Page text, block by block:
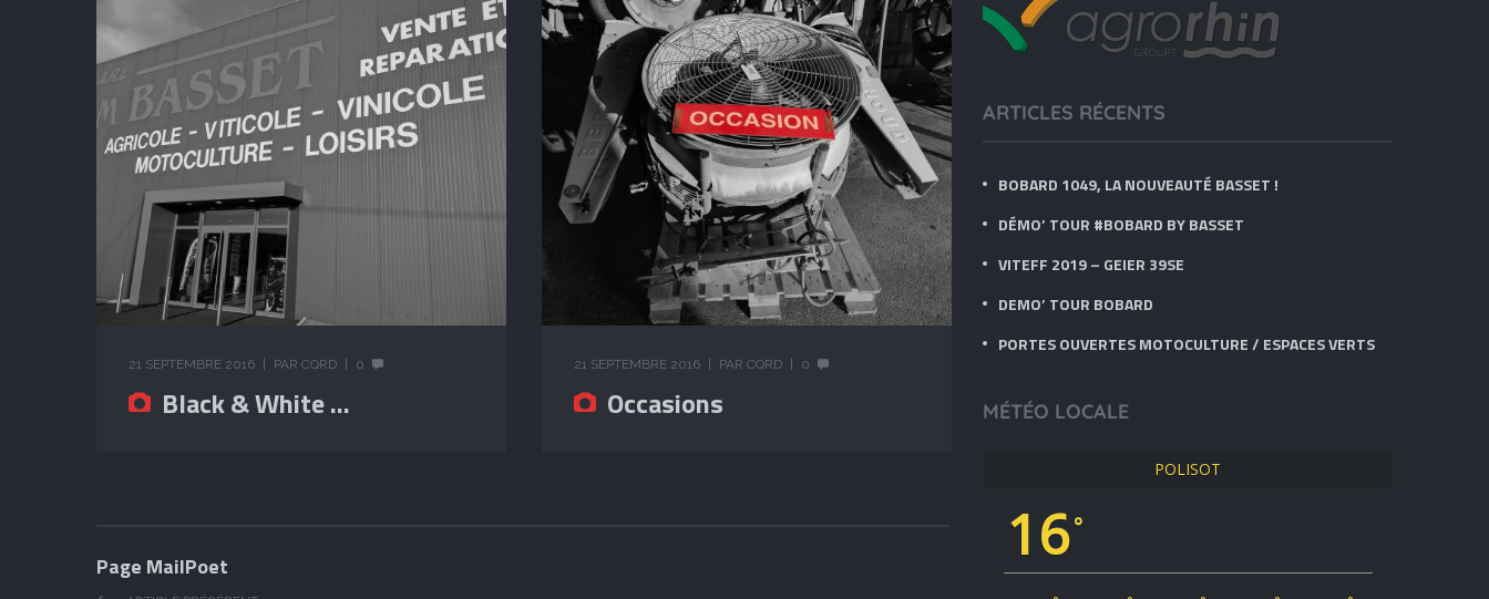
21 SEPTEMBRE 2016 PAR CQRD 0
Black & White …
21 SEPTEMBRE 2016 PARCQRD 0
Occasions
Page MailPoet
ARTICLES RÉCENTS
BOBARD 1049, LA NOUVEAUTÉ BASSET !
DÉMO’ TOUR #BOBARD BY BASSET
VITEFF 2019 – GEIER 39SE
DEMO’ TOUR BOBARD
PORTES OUVERTES MOTOCULTURE / ESPACES VERTS
MÉTÉO LOCALE
POLISOT
16°